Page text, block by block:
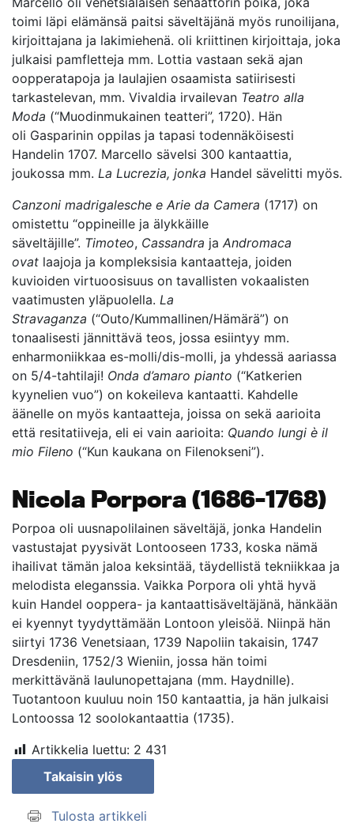
toimi läpi elämänsä paitsi säveltäjänä myös runoilijana,
kirjoittajana ja lakimiehenä. oli kriittinen kirjoittaja, joka
julkaisi pamfletteja mm. Lottia vastaan sekä ajan
oopperatapoja ja laulajien osaamista satiirisesti
tarkastelevan, mm. Vivaldia irvailevan Teatro alla
Moda (“Muodinmukainen teatteri”, 1720). Hän
oli Gasparinin oppilas ja tapasi todennäköisesti
Handelin 1707. Marcello sävelsi 300 kantaattia,
joukossa mm. La Lucrezia, jonka Handel sävelitti myös.
Canzoni madrigalesche e Arie da Camera (1717) on
omistettu “oppineille ja älykkäille
säveltäjille”. Timoteo, Cassandra ja Andromaca
ovat laajoja ja kompleksisia kantaatteja, joiden
kuvioiden virtuoosisuus on tavallisten vokaalisten
vaatimusten yläpuolella. La
Stravaganza (“Outo/Kummallinen/Hämärä”) on
tonaalisesti jännittävä teos, jossa esiintyy mm.
enharmoniikkaa es-molli/dis-molli, ja yhdessä aariassa
on 5/4-tahtilaji! Onda d’amaro pianto (“Katkerien
kyynelien vuo”) on kokeileva kantaatti. Kahdelle
äänelle on myös kantaatteja, joissa on sekä aarioita
että resitatiiveja, eli ei vain aarioita: Quando lungi è il
mio Fileno (“Kun kaukana on Filenokseni”).
Nicola Porpora (1686–1768)
Porpoa oli uusnapolilainen säveltäjä, jonka Handelin
vastustajat pyysivät Lontooseen 1733, koska nämä
ihailivat tämän jaloa keksintää, täydellistä tekniikkaa ja
melodista eleganssia. Vaikka Porpora oli yhtä hyvä
kuin Handel ooppera- ja kantaattisäveltäjänä, hänkään
ei kyennyt tyydyttämään Lontoon yleisöä. Niinpä hän
siirtyi 1736 Venetsiaan, 1739 Napoliin takaisin, 1747
Dresdeniin, 1752/3 Wieniin, jossa hän toimi
merkittävänä laulunopettajana (mm. Haydnille).
Tuotantoon kuuluu noin 150 kantaattia, ja hän julkaisi
Lontoossa 12 soolokantaattia (1735).
Artikkelia luettu: 2 431
Takaisin ylös
Tulosta artikkeli